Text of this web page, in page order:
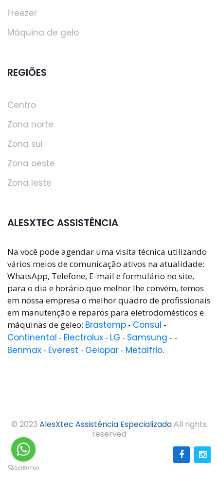
Freezer
Máquina de gelo
REGIÕES
Centro
Zona norte
Zona sul
Zona oeste
Zona leste
ALESXTEC ASSISTÊNCIA
Na você pode agendar uma visita técnica utilizando
vários meios de comunicação ativos na atualidade:
WhatsApp, Telefone, E-mail e formulário no site,
para o dia e horário que melhor lhe convém, temos
em nossa empresa o melhor quadro de profissionais
em manutenção e reparos para eletrodomésticos e
máquinas de geleo: Brastemp - Consul -
Continental - Electrolux - LG - Samsung - -
Benmax - Everest - Gelopar - Metalfrio.
© 2023 AlesXtec Assistência EspecializadaAll rights
reserved